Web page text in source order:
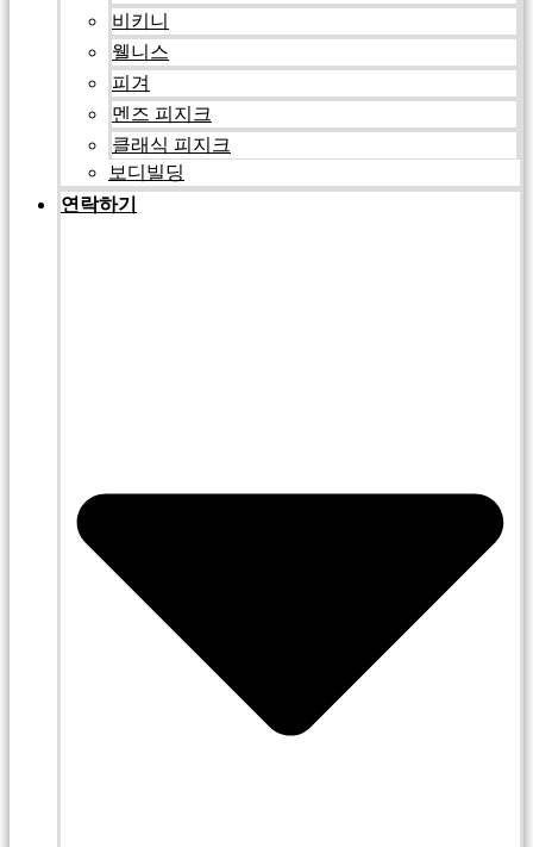
비키니
웰니스
피겨
멘즈 피지크
클래식 피지크
보디빌딩
연락하기